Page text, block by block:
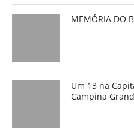
MEMÓRIA DO
Um 13 na
Campina